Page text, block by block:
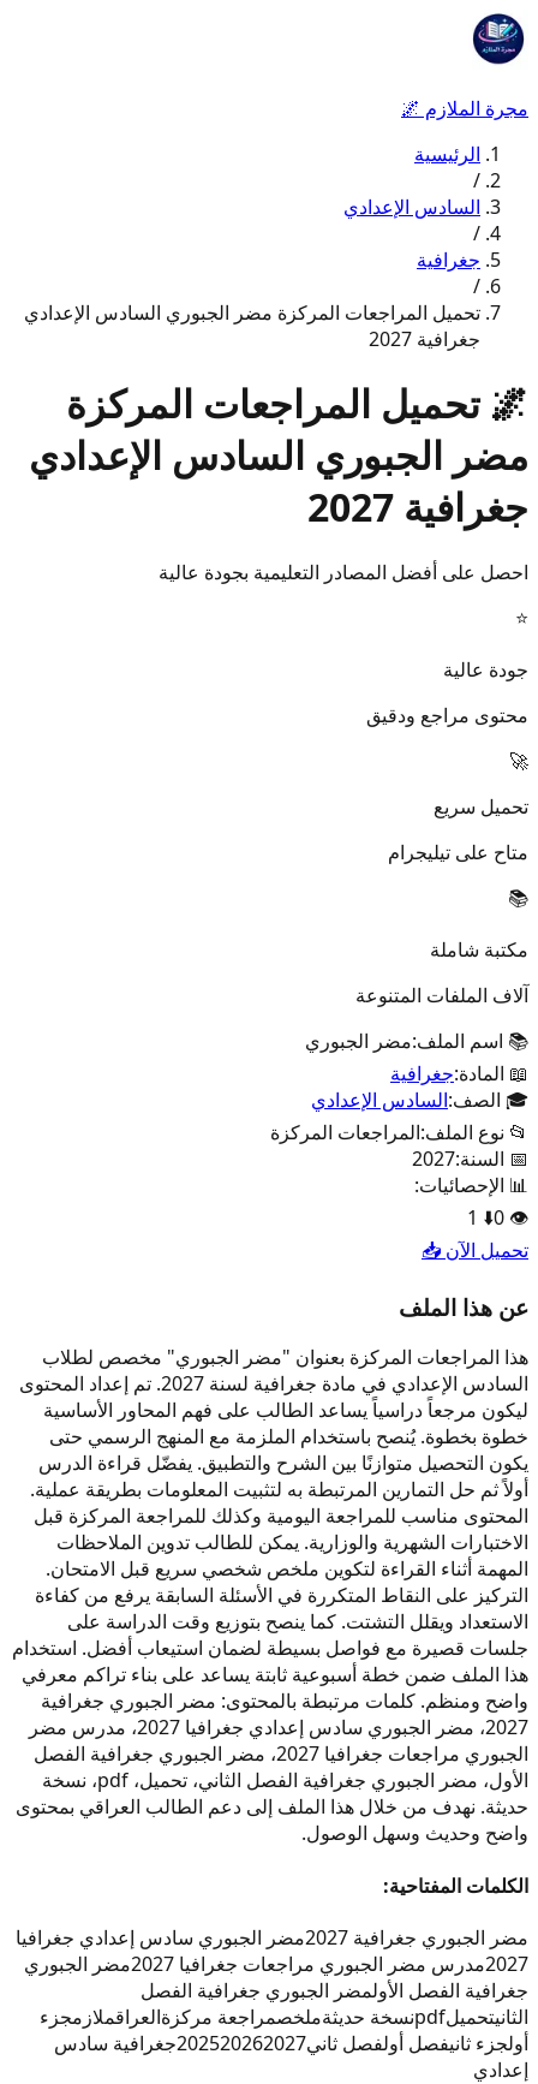
مجرة الملازم 🌌
الرئيسية
/
السادس الإعدادي
/
جغرافية
/
تحميل المراجعات المركزة مضر الجبوري السادس الإعدادي
جغرافية 2027
🌌 تحميل المراجعات المركزة
مضر الجبوري السادس الإعدادي
جغرافية 2027
احصل على أفضل المصادر التعليمية بجودة عالية
⭐
جودة عالية
محتوى مراجع ودقيق
🚀
تحميل سريع
متاح على تيليجرام
📚
مكتبة شاملة
آلاف الملفات المتنوعة
📚 اسم الملف:مضر الجبوري
📖 المادة:جغرافية
🎓 الصف:السادس الإعدادي
📂 نوع الملف:المراجعات المركزة
📅 السنة:2027
📊 الإحصائيات:
👁️
0
⬇️
1
تحميل الآن 📥
عن هذا الملف
هذا المراجعات المركزة بعنوان "مضر الجبوري" مخصص لطلاب
السادس الإعدادي في مادة جغرافية لسنة 2027. تم إعداد المحتوى
ليكون مرجعاً دراسياً يساعد الطالب على فهم المحاور الأساسية
خطوة بخطوة. يُنصح باستخدام الملزمة مع المنهج الرسمي حتى
يكون التحصيل متوازنًا بين الشرح والتطبيق. يفضّل قراءة الدرس
أولاً ثم حل التمارين المرتبطة به لتثبيت المعلومات بطريقة عملية.
المحتوى مناسب للمراجعة اليومية وكذلك للمراجعة المركزة قبل
الاختبارات الشهرية والوزارية. يمكن للطالب تدوين الملاحظات
المهمة أثناء القراءة لتكوين ملخص شخصي سريع قبل الامتحان.
التركيز على النقاط المتكررة في الأسئلة السابقة يرفع من كفاءة
الاستعداد ويقلل التشتت. كما ينصح بتوزيع وقت الدراسة على
جلسات قصيرة مع فواصل بسيطة لضمان استيعاب أفضل. استخدام
هذا الملف ضمن خطة أسبوعية ثابتة يساعد على بناء تراكم معرفي
واضح ومنظم. كلمات مرتبطة بالمحتوى: مضر الجبوري جغرافية
2027، مضر الجبوري سادس إعدادي جغرافيا 2027، مدرس مضر
الجبوري مراجعات جغرافيا 2027، مضر الجبوري جغرافية الفصل
الأول، مضر الجبوري جغرافية الفصل الثاني، تحميل، pdf، نسخة
حديثة. نهدف من خلال هذا الملف إلى دعم الطالب العراقي بمحتوى
واضح وحديث وسهل الوصول.
الكلمات المفتاحية:
مضر الجبوري جغرافية 2027
مضر الجبوري سادس إعدادي جغرافيا
2027مدرس مضر الجبوري مراجعات جغرافيا 2027
مضر الجبوري
جغرافية الفصل الأولمضر الجبوري جغرافية الفصل
الثانيتحميلpdfنسخة حديثةملخصمراجعة مركزةالعراقملازمجزء
أولجزء ثانيفصل أولفصل ثاني 202520262027
جغرافية سادس
إعدادي